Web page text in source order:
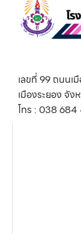
เลขที่ 99 ถนนเ
เมืองระยอง จั
โทร : 038